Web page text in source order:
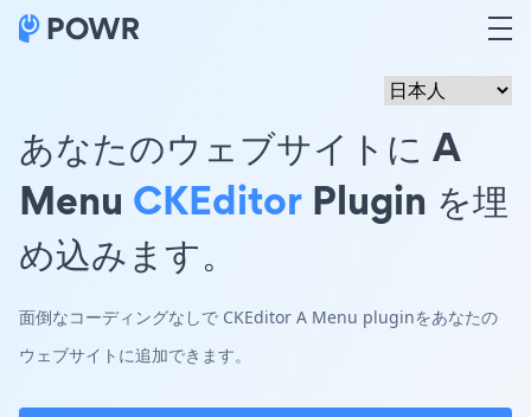
あなたのウェブサイトに A
Menu CKEditor Plugin を埋
め込みます。
面倒なコーディングなしで CKEditor A Menu pluginをあなたの
ウェブサイトに追加できます。